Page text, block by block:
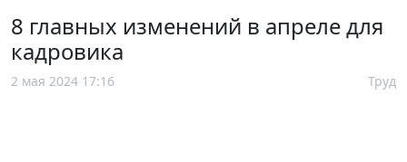
8 главных изменений в апреле для
кадровика
2 мая 2024 17:16 Труд